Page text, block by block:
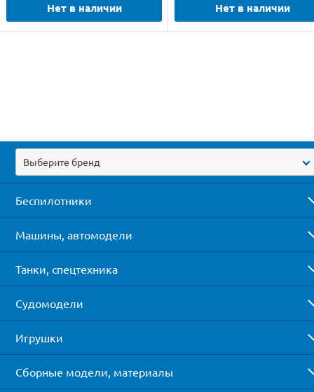
Нет в наличии Нет в наличии
Выберите бренд
Беспилотники
Машины, автомодели
Танки, спецтехника
Судомодели
Игрушки
Сборные модели, материалы